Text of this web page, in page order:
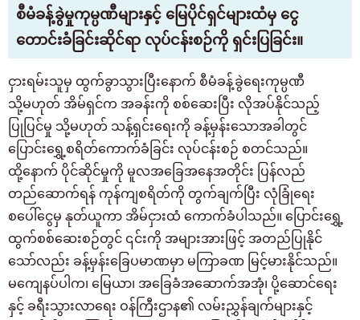
စီမံခန့်ခွဲမှုကုမ္ပဏီများနှင့် မြေပိုင်ရှင်များထံမှ ငွေ
တောင်းခံခြင်းဆိုင်ရာ လုပ်ငန်းစဉ်ကို ရှင်းပြခြင်း။
ငှားရမ်းသူမှ ထွက်ခွာသွားပြီးနောက် စီမံခန့်ခွဲရေးကုမ္ပဏီ
သို့မဟုတ် အိမ်ရှင်က အခန်းကို စစ်ဆေးပြီး လိုအပ်နိုင်သည့်
ပြုပြင်မှု သို့မဟုတ် သန့်ရှင်းရေးကို ခန့်မှန်းသောအခါတွင်
ပြောင်းရွှေ့စရိတ်ကောက်ခံခြင်း လုပ်ငန်းစဉ် စတင်သည်။
ထို့နောက် ပိုင်ဆိုင်မှုကို မူလအခြေအနေအတိုင်း ပြန်လည်
တည်ဆောက်ရန် ကုန်ကျစရိတ်ကို တွက်ချက်ပြီး လုံခြုံရေး
စပေါ်ငွေမှ နုတ်ယူကာ အိမ်ငှားထံ ကောက်ခံပါသည်။ ပြောင်းရွှေ့
ထွက်စစ်ဆေးစဉ်တွင် ၎င်းကို အများအားဖြင့် အတည်ပြုနိုင်
သော်လည်း ခန့်မှန်းခြေပမာဏမှာ မကြာခဏ မြင့်မားနိုင်သည်။
မကျေနပ်ပါက၊ မြေယာ၊ အခြေခံအဆောက်အအုံ၊ ပို့ဆောင်ရေး
နှင့် ခရီးသွားလာရေး ဝန်ကြီးဌာန၏ လမ်းညွှန်ချက်များနှင့်